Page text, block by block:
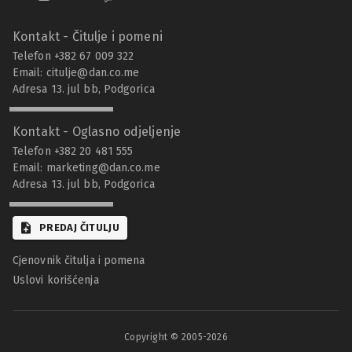
Kontakt - Čitulje i pomeni
Telefon +382 67 009 322
Email: citulje@dan.co.me
Adresa 13. jul bb, Podgorica
Kontakt - Oglasno odjeljenje
Telefon +382 20 481 555
Email: marketing@dan.co.me
Adresa 13. jul bb, Podgorica
PREDAJ ČITULJU
Cjenovnik čitulja i pomena
Uslovi korišćenja
Copyright © 2005-2026